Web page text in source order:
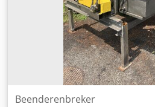
druivenpitten. - Gedroogde
brandnetel, lavendel.
machine: - Frame - Noodstop/
Steenkamer - Trechter -
maalgrootte 0,05—3 mm -
Hulpmiddelen voor het optillen
machineframe is van gelakt
van roestvrijstaal (inox). Motor:
Beenderenbreker